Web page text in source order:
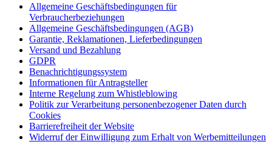
Allgemeine Geschäftsbedingungen für
Verbraucherbeziehungen
Allgemeine Geschäftsbedingungen (AGB)
Garantie, Reklamationen, Lieferbedingungen
Versand und Bezahlung
GDPR
Benachrichtigungssystem
Informationen für Antragsteller
Interne Regelung zum Whistleblowing
Politik zur Verarbeitung personenbezogener Daten durch
Cookies
Barrierefreiheit der Website
Widerruf der Einwilligung zum Erhalt von Werbemitteilungen